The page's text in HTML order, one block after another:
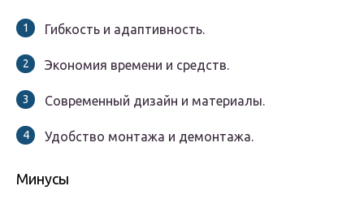
Гибкость и адаптивность.
Экономия времени и средств.
Современный дизайн и материалы.
Удобство монтажа и демонтажа.
Минусы